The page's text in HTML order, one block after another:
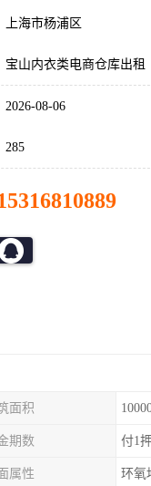
上海市杨浦区
宝山内衣类电商仓库出租
2026-08-06
285
面积
期数 付1
属性 环氧